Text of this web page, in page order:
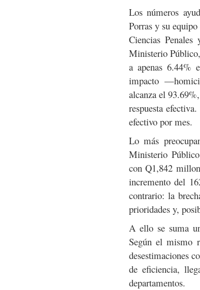
Los números
Porras y su
Ciencias
Ministerio
a apenas 6.44%
impacto
alcanza el
respuesta
efectivo por mes.
Lo más
Ministerio
con Q1,842
incremento del
contrario: la
prioridades y,
A ello se suma
Según el mismo
desestimaciones
de eficiencia,
departamentos.